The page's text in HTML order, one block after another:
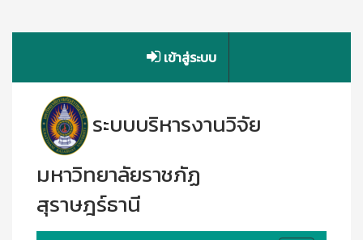
เข้าสู่ระบบ
ระบบบริหารงานวิจัย
มหาวิทยาลัยราชภัฏ
สุราษฎร์ธานี